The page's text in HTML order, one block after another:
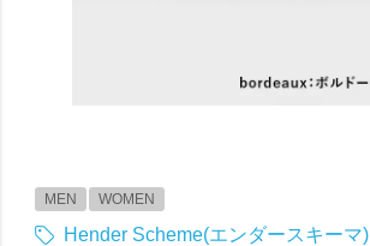
MEN WOMEN
Hender Scheme(エンダースキーマ)